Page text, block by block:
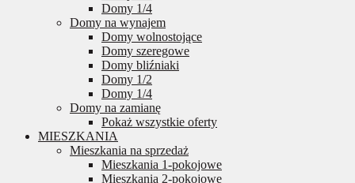
Domy 1/4
Domy na wynajem
Domy wolnostojące
Domy szeregowe
Domy bliźniaki
Domy 1/2
Domy 1/4
Domy na zamianę
Pokaż wszystkie oferty
MIESZKANIA
Mieszkania na sprzedaż
Mieszkania 1-pokojowe
Mieszkania 2-pokojowe